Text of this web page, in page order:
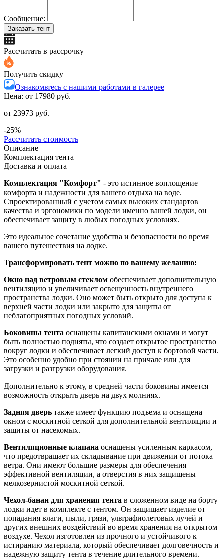
Сообщение:
Заказать тент
Рассчитать в рассрочку
Получить скидку
Ознакомьтесь с нашими работами в галерее
Цена: от 17980 руб.
от 23973 руб.
-25%
Рассчитать стоимость
Описание
Комплектация тента
Доставка и оплата
Комплектация "Комфорт" - это истинное воплощение
комфорта и надежности для вашего отдыха на воде.
Спроектированный с учетом самых высоких стандартов
качества и эргономики по модели именно вашей лодки, он
обеспечивает защиту в любых погодных условиях.
Это идеальное сочетание удобства и безопасности во время
вашего путешествия на лодке.
Трансформировать тент можно по вашему желанию:
Окно над ветровым стеклом обеспечивает дополнительную
вентиляцию и увеличивает освещенность внутреннего
пространства лодки. Оно может быть открыто для доступа к
верхней части лодки или закрыто для защиты от
неблагоприятных погодных условий.
Боковины тента оснащены капитанскими окнами и могут
быть полностью подняты, что создает открытое пространство
вокруг лодки и обеспечивает легкий доступ к бортовой части.
Это особенно удобно при стоянии на причале или для
загрузки и разгрузки оборудования.
Дополнительно к этому, в средней части боковины имеется
возможность открыть дверь на двух молниях.
Задняя дверь также имеет функцию подъема и оснащена
окном с москитной сеткой для дополнительной вентиляции и
защиты от насекомых.
Вентиляционные клапана оснащены усиленным каркасом,
что предотвращает их складывание при движении от потока
ветра. Они имеют большие размеры для обеспечения
эффективной вентиляции, а отверстия в них защищены
мелкозернистой москитной сеткой.
Чехол-банан для хранения тента в сложенном виде на борту
лодки идет в комплекте с тентом. Он защищает изделие от
попадания влаги, пыли, грязи, ультрафиолетовых лучей и
других внешних воздействий во время хранения на открытом
воздухе. Чехол изготовлен из прочного и устойчивого к
истиранию материала, который обеспечивает долговечность и
надежную защиту тента в течение длительного времени.